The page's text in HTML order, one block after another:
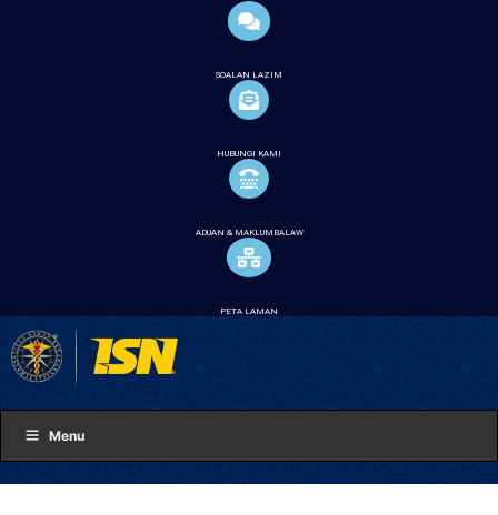
SOALAN LAZIM
HUBUNGI KAMI
ADUAN & MAKLUMBALAW
PETA LAMAN
Menu